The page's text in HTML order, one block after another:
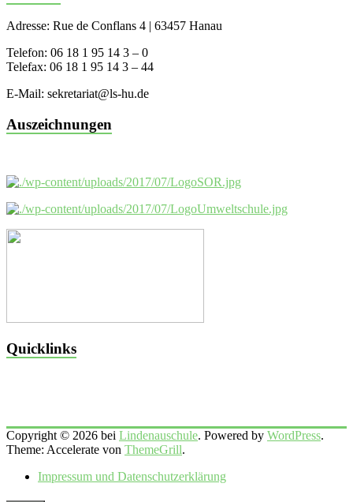
Adresse: Rue de Conflans 4 | 63457 Hanau
Telefon: 06 18 1 95 14 3 – 0
Telefax: 06 18 1 95 14 3 – 44
E-Mail: sekretariat@ls-hu.de
Auszeichnungen
Quicklinks
Copyright © 2026 bei Lindenauschule. Powered by WordPress.
Theme: Accelerate von ThemeGrill.
Impressum und Datenschutzerklärung